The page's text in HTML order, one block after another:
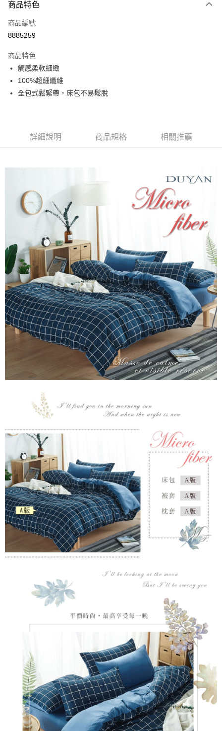
信用卡一次付款
信用卡分期付款
合作金庫商業銀行
華南商業銀行
上海商業儲蓄銀行
國泰世華商業銀行
元大商業銀行
永豐商業銀行
超商取貨付款
LINE Pay
Google Pay
【大哥付你分期使用說明】
1.本服務由台灣大哥大提供，台灣大哥大用戶可立即使用無須另外申請。
2.付款方式選擇「大哥付你分期」，訂單成立後會自動跳轉到大哥付的交易
流程，驗證手機門號後，選擇欲分期的期數、繳款截止日，確認付款後即完
3.實際核准額度、可分期數及費用金額請依後續交易確認頁面所載為準。
4.訂單成立30分鐘內，如未前往確認交易或遇審核未通過，訂單將自動取
消。如遇「轉專審核」未通過狀況，表示未達大哥付你分期系統評分，恕無
法說明評估內容。
【繳款方式說明】
1.分期款項不併入電信帳單，「大哥付你分期」於每月結算日後寄送繳費提
醒簡訊。
2.透過簡訊連結打開帳單後，可選擇「超商條碼／台灣大直營門市／銀行轉
帳／街口支付／iPASS MONEY」等通路繳費。
【注意事項】
1.本服務係由「台灣大哥大股份有限公司」（以下簡稱本公司）所提供，讓
用戶於交易時，得透過本服務購買商品或服務，並由商店將買賣／分期付款
買賣價金債權讓與本公司後，依約使用本公司帳單繳交帳款。
2.基於同意付款使用「大哥付你分期」之契約關係目的，商店將以您的個人
資料（包含姓名、電話或地址）提供予台灣大哥大進項蒐集、處理及利用，
3.完整用戶服務條款，請詳閱以下連結：
AFTEE先享後付
相關說明
【關於「AFTEE先享後付」】
AFTEE先享後付是「在收到商品之後才付款」的支付方式。 讓您購物簡單
便利好安心！
１．簡單：不需註冊會員、不需綁卡、不需儲值。
２．便利：只要手機號碼，簡訊認證，即可結帳。
３．安心：先確認商品／服務後，再付款。
【「AFTEE先享後付」結帳流程】
１．於結帳方式選擇「AFTEE先享後付」後，將跳轉至「AFTEE先享後付」
結帳頁面，進行簡訊認證並確認金額後，即可完成結帳。
２．訂單成立數日內，您將收到繳費通知簡訊。
３．收到繳費通知簡訊後14天內，點擊此簡訊中的連結，可透過四大超商／
ATM／網路銀行／等多元方式進行付款，方視為交易完成。
※ 請注意：結帳手續完成當下不需立刻繳費，但若您需要取消訂單，請聯絡
購買商品的店家。未經商家同意取消之訂單仍視為有效，需透過AFTEE先享
※ 交易是否成功請以「AFTEE先享後付 」之結帳頁面顯示為準，若有關於
是否繳費成功／繳費後需取消欲退款等相關疑問，請聯繫「AFTEE先享後付
【注意事項】
１．透過由恩沛科技股份有限公司提供之「AFTEE先享後付」服務完成之交
權轉讓予恩沛科技股份有限公司。
２．關於個人資料處理事宜，請瀏覽以下網址：
https://aftee.tw/terms/#terms3
３．未成年的使用者請事先徵得法定代理人或監護人之同意方可使用
「AFTEE先享後付」，若未經同意申辦者引起之損失，本公司不負相關責
任。
４．使用「AFTEE先享後付」時，將依據個別帳號之用戶狀況，依本公司即
時審查核予不同之上限額度；若仍有額度不足之情形，本公司將視審查結果
請求用戶進行身份認證。
５．嚴禁一人註冊多個帳號或使用他人資訊註冊。若發現惡意使用之情形，
恩沛科技股份有限公司將有權停止該用戶之使用額度並採取法律行動。
相關說明
「Hami Point」為中華電信所提供之點數服務，可於會員專區綁定中華電信
會員帳號後，即可在購物車使用 Hami Point 折抵消費金額 (1點等於1元)。
ATM付款
運送方式
全家取貨付款
每筆NT$60，滿NT$699(含以上)免運費
付款後全家取貨
每筆NT$60，滿NT$699(含以上)免運費
付款後7-11取貨
每筆NT$60，滿NT$999(含以上)免運費
新竹貨運
每筆NT$80，滿NT$999(含以上)免運費
商品特色
商品編號
8885259
商品特色
觸感柔軟細緻
100%超細纖維
全包式鬆緊帶，床包不易鬆脫
詳細說明 商品規格 相關推薦